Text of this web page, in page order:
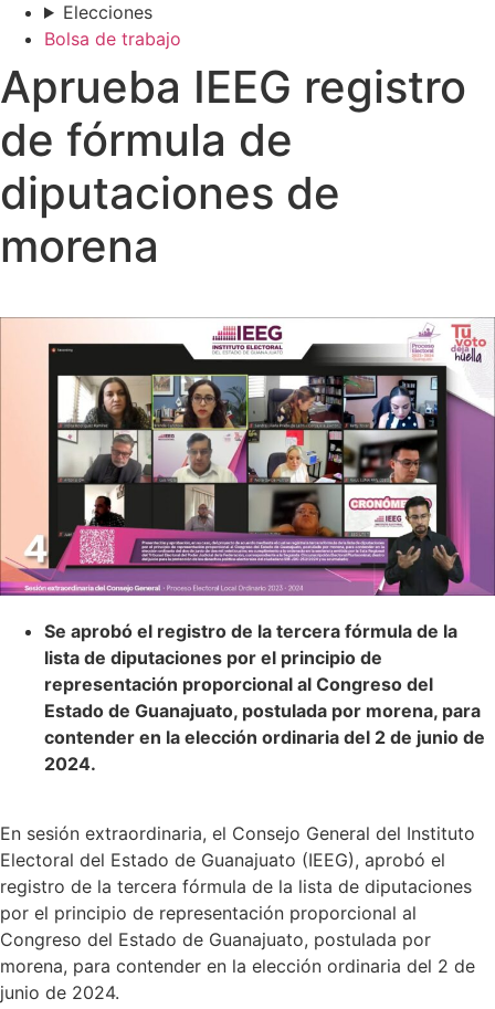
Elecciones
Bolsa de trabajo
Aprueba IEEG registro
de fórmula de
diputaciones de
morena
Se aprobó el registro de la tercera fórmula de la
lista de diputaciones por el principio de
representación proporcional al Congreso del
Estado de Guanajuato, postulada por morena, para
contender en la elección ordinaria del 2 de junio de
2024.
En sesión extraordinaria, el Consejo General del Instituto
Electoral del Estado de Guanajuato (IEEG), aprobó el
registro de la tercera fórmula de la lista de diputaciones
por el principio de representación proporcional al
Congreso del Estado de Guanajuato, postulada por
morena, para contender en la elección ordinaria del 2 de
junio de 2024.